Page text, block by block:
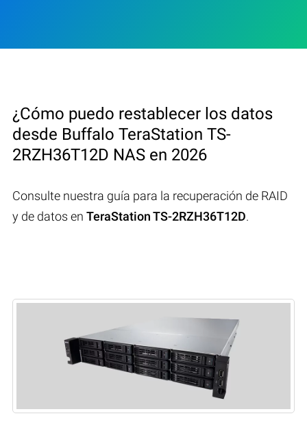
¿Cómo puedo restablecer los datos
desde Buffalo TeraStation TS-
2RZH36T12D NAS en 2026
Consulte nuestra guía para la recuperación de RAID
y de datos en TeraStation TS-2RZH36T12D.